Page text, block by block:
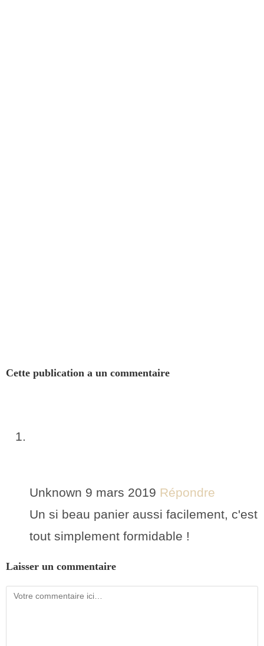
Cette publication a un commentaire
Unknown 9 mars 2019 Répondre
Un si beau panier aussi facilement, c'est
tout simplement formidable !
Laisser un commentaire